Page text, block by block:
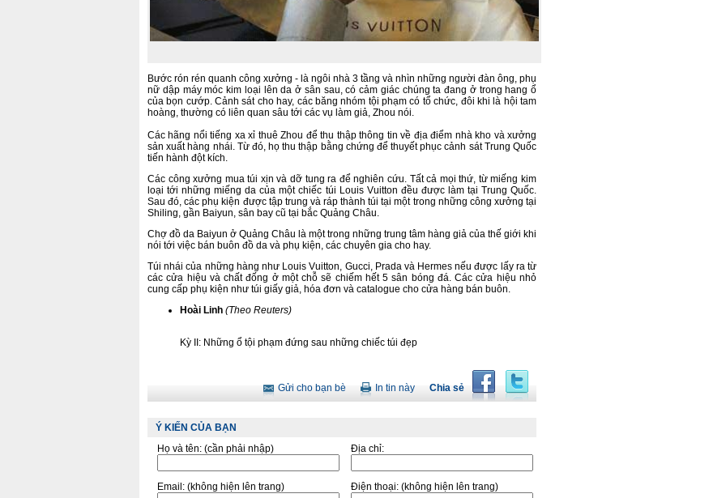
Bước rón rén quanh công xưởng - là ngôi nhà 3 tầng và nhìn những người đàn ông, phụ
nữ dập máy móc kim loại lên da ở sân sau, có cảm giác chúng ta đang ở trong hang ổ
của bọn cướp. Cảnh sát cho hay, các băng nhóm tội phạm có tổ chức, đôi khi là hội tam
hoàng, thường có liên quan sâu tới các vụ làm giả, Zhou nói.
Các hãng nổi tiếng xa xỉ thuê Zhou để thu thập thông tin về địa điểm nhà kho và xưởng
sản xuất hàng nhái. Từ đó, họ thu thập bằng chứng để thuyết phục cảnh sát Trung Quốc
tiến hành đột kích.
Các công xưởng mua túi xịn và dỡ tung ra để nghiên cứu. Tất cả mọi thứ, từ miếng kim
loại tới những miếng da của một chiếc túi Louis Vuitton đều được làm tại Trung Quốc.
Sau đó, các phụ kiện được tập trung và ráp thành túi tại một trong những công xưởng tại
Shiling, gần Baiyun, sân bay cũ tại bắc Quảng Châu.
Chợ đồ da Baiyun ở Quảng Châu là một trong những trung tâm hàng giả của thế giới khi
nói tới việc bán buôn đồ da và phụ kiện, các chuyên gia cho hay.
Túi nhái của những hàng như Louis Vuitton, Gucci, Prada và Hermes nếu được lấy ra từ
các cửa hiệu và chất đống ở một chỗ sẽ chiếm hết 5 sân bóng đá. Các cửa hiệu nhỏ
cung cấp phụ kiện như túi giấy giả, hóa đơn và catalogue cho cửa hàng bán buôn.
Hoài Linh (Theo Reuters)
Kỳ II: Những ổ tội phạm đứng sau những chiếc túi đẹp
Chia sẻ
In tin này
Gửi cho bạn bè
Ý KIẾN CỦA BẠN
Họ và tên: (cần phải nhập) Địa chỉ:
Email: (không hiện lên trang) Điện thoại: (không hiện lên trang)